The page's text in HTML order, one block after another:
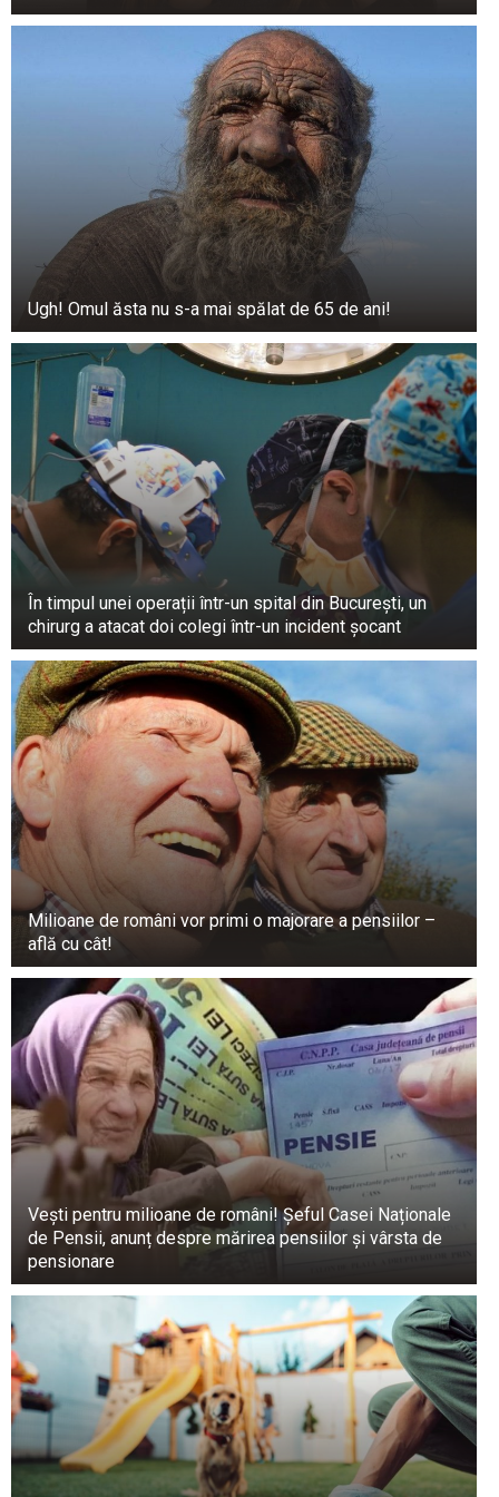
această metodă nu trebuie utilizată fără sfatul
unui medic veterinar. Supamas speră că, în
câteva luni, culoarea va reveni treptat la starea
inițială pe măsură ce blana se reînnoiește și
crește la loc. Femeia a postat fotografii cu
«incidentul galben» pe rețelele de socializare și…
Au devenit rapid virale, acumulând mii de reacții.
Utilizatorii au glumit că Ka-Pwong devenise o
copie perfectă a lui Pikachu. Supamas a adăugat
chiar și câteva detalii grafice fotografiilor,
sporind asemănarea.
Ugh! Omul ăsta nu s-a mai spălat de 65 de ani!
În timpul unei operații într-un spital din București, un
chirurg a atacat doi colegi într-un incident șocant
Milioane de români vor primi o majorare a pensiilor –
află cu cât!
Vești pentru milioane de români! Șeful Casei Naționale
de Pensii, anunț despre mărirea pensiilor și vârsta de
pensionare